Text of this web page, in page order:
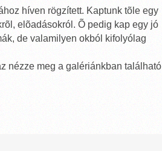
híven rögzített. Kaptunk tõle egy
elõadásokról. Õ pedig kap egy jó
de valamilyen okból kifolyólag
nézze meg a galériánkban található